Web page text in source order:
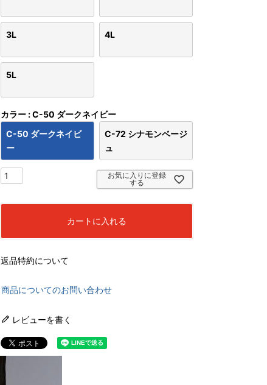
3L 4L
5L
カラー C-50 ダークネイビー
C-50 ダークネイビ
ー
C-72 シナモンベージ
ュ
お気に入りに登録
する
カートに入れる
返品特約について
商品についてのお問い合わせ
レビューを書く